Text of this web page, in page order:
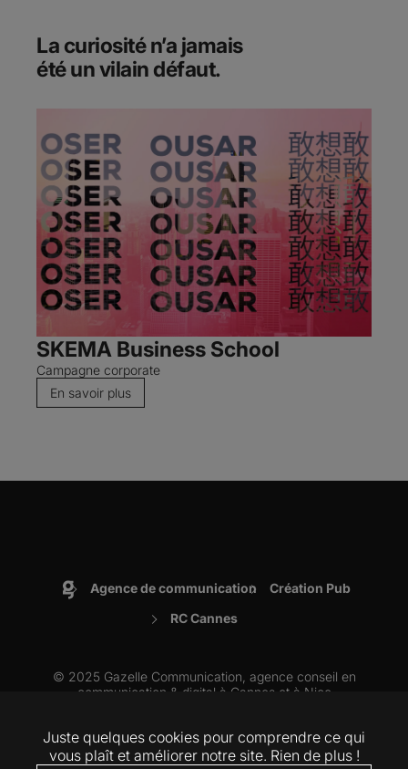
La curiosité n’a jamais
été un vilain défaut.
SKEMA Business School
Campagne corporate
En savoir plus
Accueil
Agence de communication
Création Pub
RC Cannes
© 2025 Gazelle Communication, agence conseil en
communication & digital à Cannes et à Nice
ARTICLES VIDÉOS MENTIONS LÉGALES RSE COOKIES
Juste quelques cookies pour comprendre ce qui
vous plaît et améliorer notre site. Rien de plus !